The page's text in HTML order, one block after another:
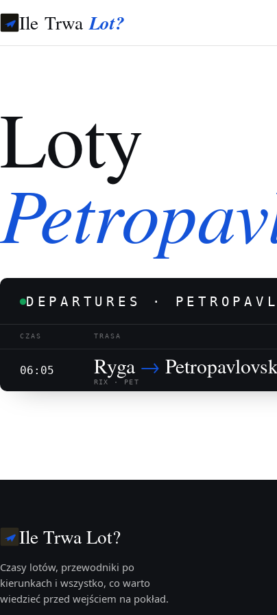
Ile TrwaLot?
Loty
DEPARTURES ·
CZAS TRASA
06:05 Ryga →
RIX · PET
Ile Trwa Lot?
Czasy lotów, przewodniki po
kierunkach i wszystko, co warto
wiedzieć przed wejściem na pokład.